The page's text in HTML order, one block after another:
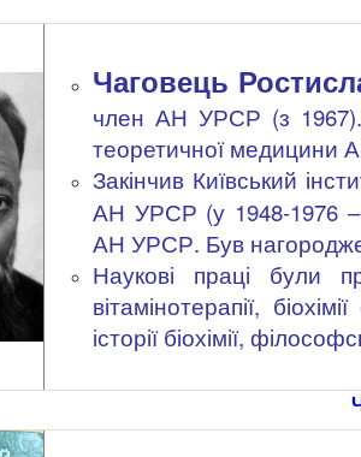
Чаговець
член АН УРСР (з 1967).
теоретичної медицини
Закінчив Київський
АН УРСР (у 1948-1976 –
АН УРСР. Був
Наукові праці були
вітамінотерапії,
історії біохімії,